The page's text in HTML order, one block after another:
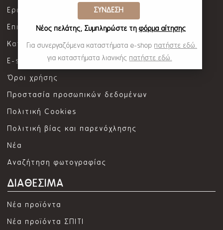
Ερωτήσεις / Απαντήσεις
Επικοινωνία
Καταστήματα λιανικής
E-shop καταστήματα
Όροι χρήσης
Προστασία προσωπικών δεδομένων
Πολιτική Cookies
Πολιτική βίας και παρενόχλησης
Νέα
Αναζήτηση φωτογραφίας
ΔΙΑΘΕΣΙΜΑ
Νέα προϊόντα
Νέα προϊόντα ΣΠΙΤΙ
ΣΥΝΔΕΣΗ
Για συνεργαζόμενα καταστήματα e-shop πατήστε εδώ.
Νέος πελάτης; Συμπληρώστε τη φόρμα αίτησης
για καταστήματα λιανικής πατήστε εδώ.